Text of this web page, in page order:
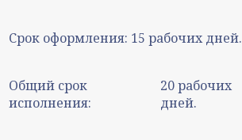
Срок оформления: 15 рабочих дней.
Общий срок
исполнения:
20 рабочих
дней.